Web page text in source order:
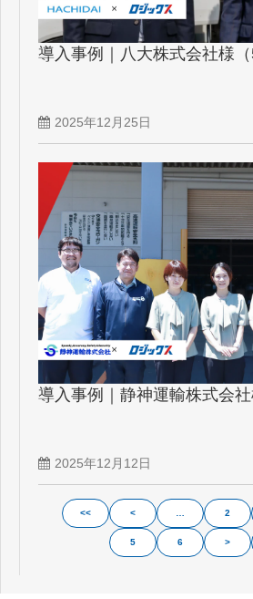
導入事例｜八大株式会社様（
2025年12月25日
導入事例｜静神運輸株式会社
2025年12月12日
<< < 2
5 6 >